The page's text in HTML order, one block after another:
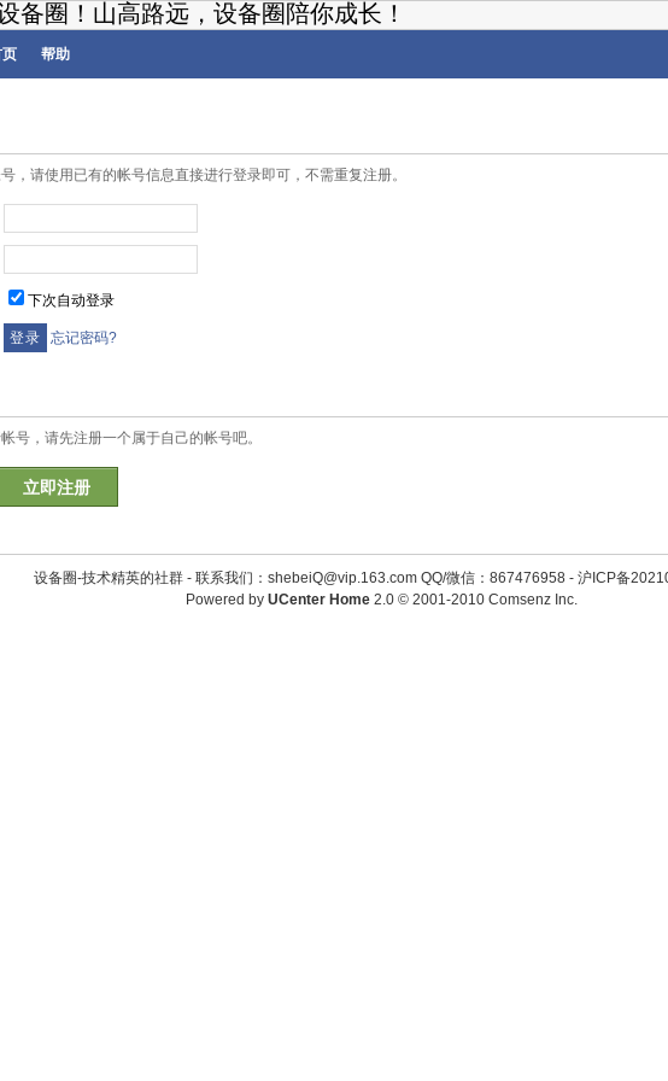
备圈！山高路远，设备圈陪你成长！
帮助
，请使用已有的帐号信息直接进行登录即可，不需重复注册。
下次自动登录
忘记密码?
号，请先注册一个属于自己的帐号吧。
立即注册
设备圈-技术精英的社群 - 联系我们：shebeiQ@vip.163.com QQ/微信：867476958- 沪ICP备
Powered by UCenter Home 2.0© 2001-2010 Comsenz Inc.